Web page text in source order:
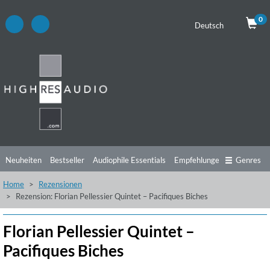
Deutsch
0
Neuheiten Bestseller Audiophile Essentials Empfehlungen
Hörtipps Top Alben
Videos
Genres
Home
Rezensionen
Rezension: Florian Pellessier Quintet – Pacifiques Biches
Florian Pellessier Quintet –
Pacifiques Biches